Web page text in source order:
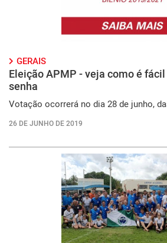
GERAIS
Eleição APMP - veja como é
senha
Votação ocorrerá no dia 28 de junho,
26 DE JUNHO DE 2019